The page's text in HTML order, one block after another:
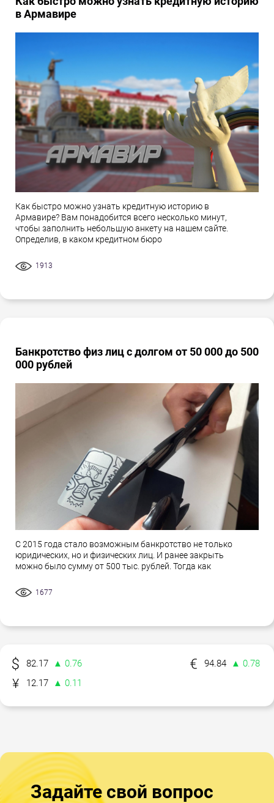
в Армавире
Как быстро можно узнать кредитную историю в
Армавире? Вам понадобится всего несколько минут,
чтобы заполнить небольшую анкету на нашем сайте.
Определив, в каком кредитном бюро
1913
Банкротство физ лиц с долгом от 50 000 до 500
000 рублей
С 2015 года стало возможным банкротство не только
юридических, но и физических лиц. И ранее закрыть
можно было сумму от 500 тыс. рублей. Тогда как
1677
82.17 ▲ 0.76 94.84
▲ 0.78
12.17
▲ 0.11
Задайте свой вопрос